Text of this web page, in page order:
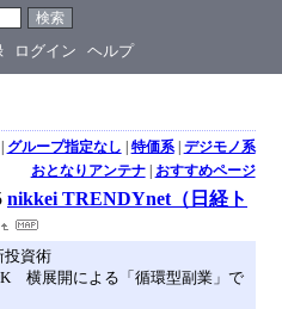
ログイン ヘルプ
| グループ指定なし | 特価系| デジモノ系
おとなりアンテナ| おすすめページ
nikkei TRENDYnet（日経ト
投資術
横展開による「循環型副業」で